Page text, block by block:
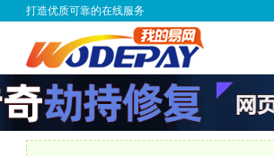
打造优质可靠的在线服务